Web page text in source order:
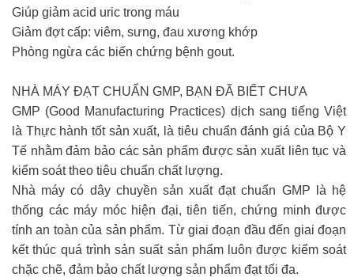
Giúp giảm acid uric trong máu
Giảm đợt cấp: viêm, sưng, đau xương khớp
Phòng ngừa các biến chứng bệnh gout.
NHÀ MÁY ĐẠT CHUẨN GMP, BẠN ĐÃ BIẾT CHƯA
GMP (Good Manufacturing Practices) dịch sang tiếng Việt
là Thực hành tốt sản xuất, là tiêu chuẩn đánh giá của Bộ Y
Tế nhằm đảm bảo các sản phẩm được sản xuất liên tục và
kiểm soát theo tiêu chuẩn chất lượng.
Nhà máy có dây chuyền sản xuất đạt chuẩn GMP là hệ
thống các máy móc hiện đại, tiên tiến, chứng minh được
tính an toàn của sản phẩm. Từ giai đoạn đầu đến giai đoạn
kết thúc quá trình sản suất sản phẩm luôn được kiểm soát
chặc chẽ, đảm bảo chất lượng sản phẩm đạt tối đa.